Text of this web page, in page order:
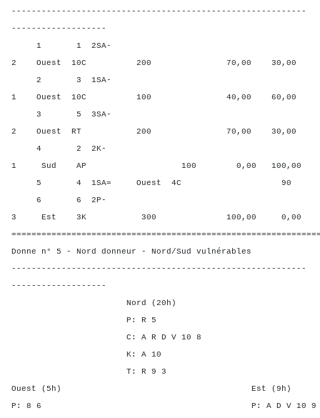
-----------------------------------------------------------
-------------------
1 1 2SA-
2 Ouest 10C 200 70,00 30,00
2 3 1SA-
1 Ouest 10C 100 40,00 60,00
3 5 3SA-
2 Ouest RT 200 70,00 30,00
4 2 2K-
1 Sud AP 100 0,00 100,00
5 4 1SA= Ouest 4C 90
6 6 2P-
3 Est 3K 300 100,00 0,00
Donne n° 5 - Nord donneur - Nord/Sud vulnérables
-----------------------------------------------------------
-------------------
Nord (20h)
P: R 5
C: A R D V 10 8
K: A 10
T: R 9 3
Ouest (5h) Est (9h)
P: 8 6 P: A D V 10 9